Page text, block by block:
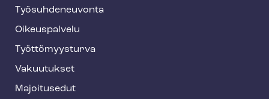
f
o
o
t
e
Työ­suh­de­neu­von­ta
Oikeuspalvelu
Työt­tö­myys­tur­va
Vakuutukset
Majoitusedut